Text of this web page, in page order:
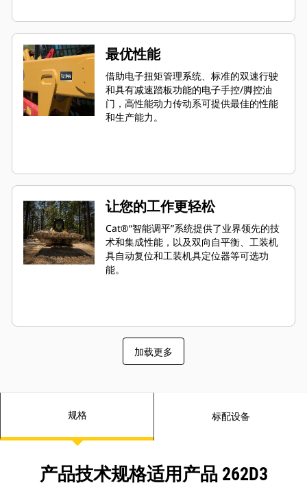
最优性能
借助电子扭矩管理系统、标准的双速行驶
和具有减速踏板功能的电子手控/脚控油
门，高性能动力传动系可提供最佳的性能
和生产能力。
让您的工作更轻松
Cat®“智能调平”系统提供了业界领先的技
术和集成性能，以及双向自平衡、工装机
具自动复位和工装机具定位器等可选功
能。
加载更多
规格 标配设备
产品技术规格适用产品 262D3